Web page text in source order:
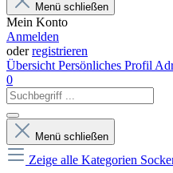
Menü schließen
Mein Konto
Anmelden
oderregistrieren
Übersicht Persönliches Profil
0
Menü schließen
Zeige alle Kategorien